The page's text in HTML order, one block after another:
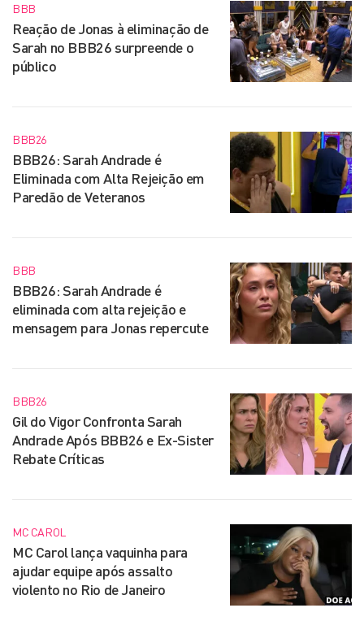
BBB
Reação de Jonas à eliminação de
Sarah no BBB26 surpreende o
público
BBB26
BBB26: Sarah Andrade é
Eliminada com Alta Rejeição em
Paredão de Veteranos
BBB
BBB26: Sarah Andrade é
eliminada com alta rejeição e
mensagem para Jonas repercute
BBB26
Gil do Vigor Confronta Sarah
Andrade Após BBB26 e Ex-Sister
Rebate Críticas
MC CAROL
MC Carol lança vaquinha para
ajudar equipe após assalto
violento no Rio de Janeiro